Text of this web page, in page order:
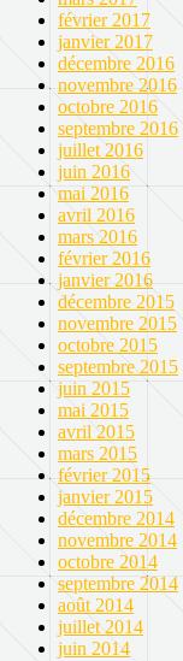
février 2017
janvier 2017
décembre 2016
novembre 2016
octobre 2016
septembre 2016
juillet 2016
juin 2016
mai 2016
avril 2016
mars 2016
février 2016
janvier 2016
décembre 2015
novembre 2015
octobre 2015
septembre 2015
juin 2015
mai 2015
avril 2015
mars 2015
février 2015
janvier 2015
décembre 2014
novembre 2014
octobre 2014
septembre 2014
août 2014
juillet 2014
juin 2014